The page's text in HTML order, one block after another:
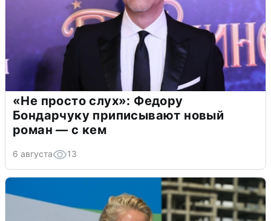
«Не просто слух»: Федору
Бондарчуку приписывают новый
роман — с кем
6 августа 13